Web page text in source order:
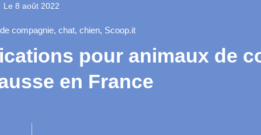
Le 8 août 2022
compagnie, chat, chien, Scoop.it
pour animaux de
en France